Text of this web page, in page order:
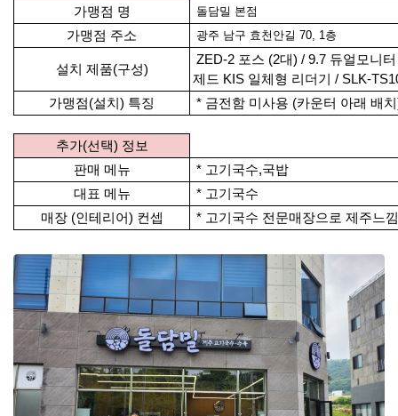
가맹점 명
돌담밀 본점
가맹점 주소 광주 남구 효천안길 70, 1층
설치 제품(구성)
ZED-2 포스 (2대) / 9.7 듀얼모니
제드 KIS 일체형 리더기 / SLK-
가맹점(설치) 특징
* 금전함 미사용 (카운터 아래 배
추가(선택) 정보
판매 메뉴
* 고기국수,국밥
대표 메뉴
* 고기국수
매장 (인테리어) 컨셉
* 고기국수 전문매장으로 제주느